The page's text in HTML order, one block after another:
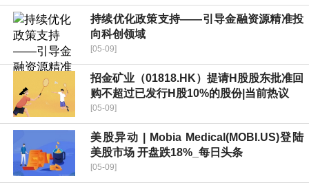
持续优化政策支持——引导金融资源精准投
向科创领域
[05-09]
招金矿业（01818.HK）提请H股股东批准回
购不超过已发行H股10%的股份|当前热议
[05-09]
美股异动 | Mobia Medical(MOBI.US)登陆
美股市场 开盘跌18%_每日头条
[05-09]